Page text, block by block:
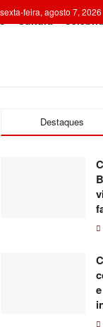
sexta-feira, agosto 7, 2026
Cultura
Destaques